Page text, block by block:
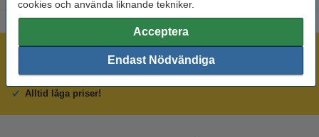
cookies och använda liknande tekniker.
Acceptera
Endast Nödvändiga
Mer än 300.000 kunder!
Beställ innan 16:00 så skickar vi idag!
Alltid låga priser!